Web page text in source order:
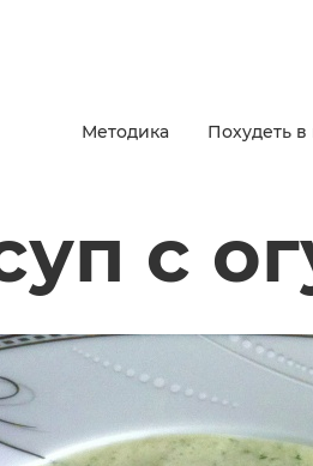
Методика Похудеть
с